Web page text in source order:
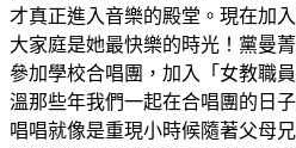
才真正進入音樂的殿堂。現在加
大家庭是她最快樂的時光！黨曼
參加學校合唱團，加入「女教職
溫那些年我們一起在合唱團的日
唱唱就像是重現小時候隨著父母